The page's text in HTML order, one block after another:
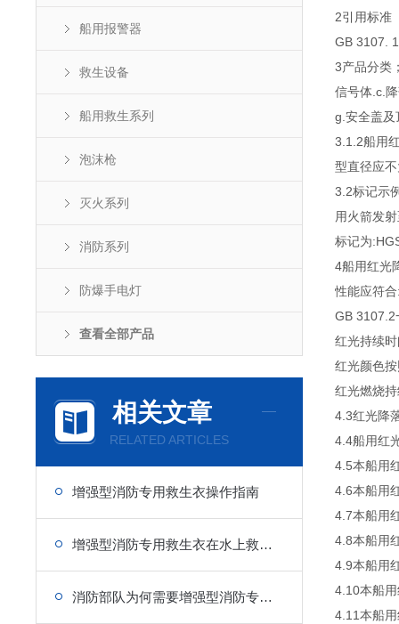
船用报警器
救生设备
船用救生系列
泡沫枪
灭火系列
消防系列
防爆手电灯
查看全部产品
相关文章
RELATED ARTICLES
增强型消防专用救生衣操作指南
增强型消防专用救生衣在水上救援中的重要性
消防部队为何需要增强型消防专用救生衣
2引用标准
GB 3107.
3产品分类
信号体.c.
g.安全盖及
3.1.2船用
型直径应
3.2标记示
用火箭发
标记为
4船用红光
性能应符
GB 3107.2
红光持续
红光颜色
红光燃烧
4.3红光降
4.4船用红
4.5本船用
4.6本船用
4.7本船用
4.8本船用
4.9本船用
4.10本船
4.11本船